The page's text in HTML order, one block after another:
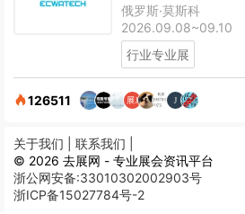
俄罗斯·莫斯科
2026.09.08~09.10
行业专业展
126511
关于我们 | 联系我们 |
© 2026 去展网 - 专业展会资讯平台
浙公网安备:33010302002903号
浙ICP备15027784号-2